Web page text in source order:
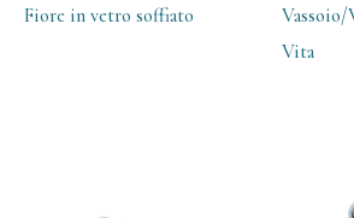
Fiore in vetro soffiato
Vassoio/
Vita